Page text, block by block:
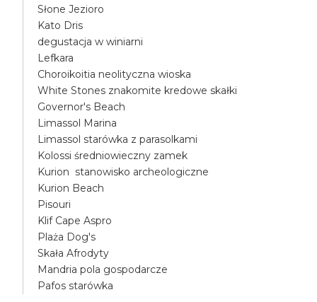
Słone Jezioro
Kato Dris
degustacja w winiarni
Lefkara
Choroikoitia neolityczna wioska
White Stones znakomite kredowe skałki
Governor's Beach
Limassol Marina
Limassol starówka z parasolkami
Kolossi średniowieczny zamek
Kurion stanowisko archeologiczne
Kurion Beach
Pisouri
Klif Cape Aspro
Plaża Dog's
Skała Afrodyty
Mandria pola gospodarcze
Pafos starówka